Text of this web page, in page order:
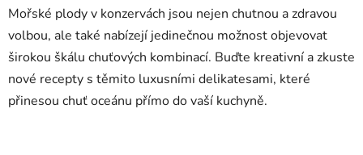
Mořské plody v konzervách jsou nejen chutnou a zdravou
volbou, ale také nabízejí jedinečnou možnost objevovat
širokou škálu chuťových kombinací. Buďte kreativní a zkuste
nové recepty s těmito luxusními delikatesami, které
přinesou chuť oceánu přímo do vaší kuchyně.